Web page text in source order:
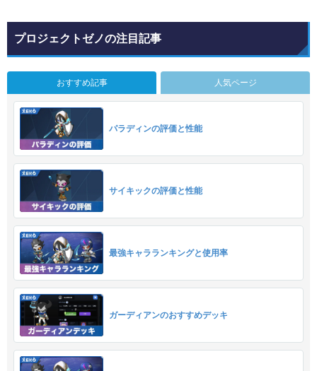
プロジェクトゼノの注目記事
おすすめ記事 人気ページ
パラディンの評価と性能
サイキックの評価と性能
最強キャラランキングと使用率
ガーディアンのおすすめデッキ